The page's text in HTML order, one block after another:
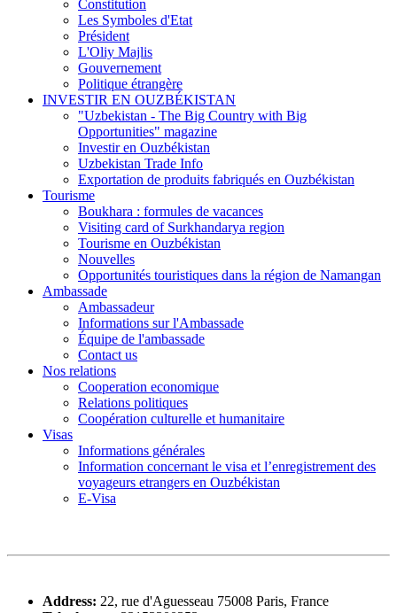
Constitution
Les Symboles d'Etat
Président
L'Oliy Majlis
Gouvernement
Politique étrangère
INVESTIR EN OUZBÉKISTAN
"Uzbekistan - The Big Country with Big
Opportunities" magazine
Investir en Ouzbékistan
Uzbekistan Trade Info
Exportation de produits fabriqués en Ouzbékistan
Tourisme
Boukhara : formules de vacances
Visiting card of Surkhandarya region
Tourisme en Ouzbékistan
Nouvelles
Opportunités touristiques dans la région de Namangan
Ambassade
Ambassadeur
Informations sur l'Ambassade
Équipe de l'ambassade
Contact us
Nos relations
Cooperation economique
Relations politiques
Coopération culturelle et humanitaire
Visas
Informations générales
Information concernant le visa et l’enregistrement des
voyageurs etrangers en Ouzbékistan
E-Visa
Address: 22, rue d'Aguesseau 75008 Paris, France